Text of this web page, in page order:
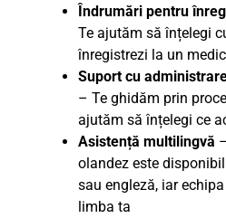
Îndrumări pentru
Te ajutăm să înțelegi
înregistrezi la un
Suport cu
– Te ghidăm prin
ajutăm să înțelegi ce
Asistență multilingvă
olandez este
sau engleză, iar
limba ta